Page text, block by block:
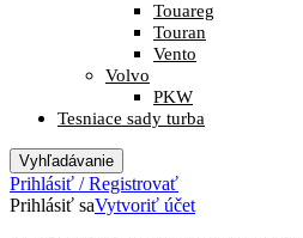
Touareg
Touran
Vento
Volvo
PKW
Tesniace sady turba
Vyhľadávanie
Prihlásiť / Registrovať
Prihlásiť saVytvoriť účet